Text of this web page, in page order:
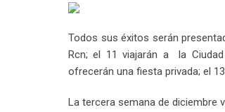
Todos sus éxitos serán
Rcn; el 11 viajarán a la
ofrecerán una fiesta privada; el
La tercera semana de diciembre